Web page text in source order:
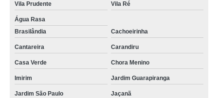
Vila Prudente Vila Ré
Água Rasa
Brasilândia
Cachoeirinha
Cantareira Carandiru
Casa Verde Chora Menino
Imirim Jardim Guarapiranga
Jardim São Paulo Jaçanã